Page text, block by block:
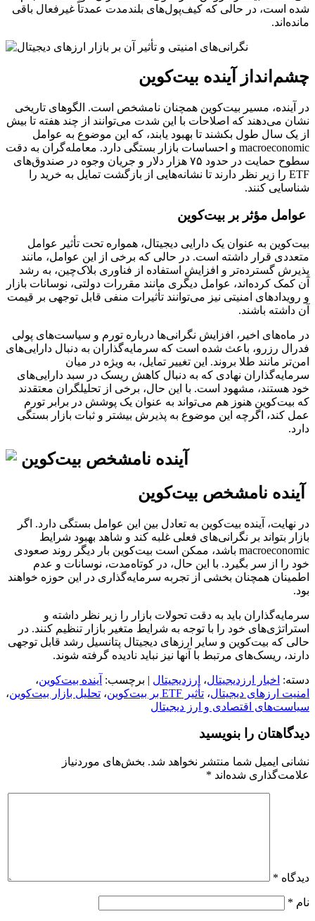
شده است، در حالی که کیف‌پول‌های بلندمدت عمدتاً غیرفعال باقی
مانده‌اند.
چشم‌انداز آینده بیت‌کوین
در آینده، مسیر بیت‌کوین همچنان نامشخص است. الگوهای تاریخی
نشان می‌دهند که اصلاحات با این شدت می‌توانند از چند هفته تا بیش
از یک سال طول بکشند تا بهبود یابند، که این موضوع به عوامل
macroeconomic و احساسات بازار بستگی دارد. معامله‌گران به دقت
سطوح حمایت در حدود ۷۵ هزار دلار و جریان وجوه در صندوق‌های
ETF را زیر نظر دارند تا نشانه‌هایی از بازگشت تمایل به خرید را
شناسایی کنند.
عوامل مؤثر بر بیت‌کوین
بیت‌کوین به عنوان یک دارایی دیجیتال، همواره تحت تأثیر عوامل
متعددی قرار داشته است. در حالی که برخی از این عوامل، مانند
پذیرش گسترده‌تر و افزایش استفاده از فناوری بلاک‌چین، به رشد
آن کمک کرده‌اند، عوامل دیگری مانند مقررات دولتی، نوسانات بازار
و رویدادهای امنیتی نیز می‌توانند تأثیرات منفی قابل توجهی بر قیمت
آن داشته باشند.
در ماه‌های اخیر، افزایش نگرانی‌ها درباره تورم و سیاست‌های پولی
فدرال رزرو، باعث شده است که سرمایه‌گذاران به دنبال دارایی‌های
امن‌تر مانند طلا بروند. این تغییر تمایل، به ویژه در میان
سرمایه‌گذاران نهادی که به دنبال کاهش ریسک در سبد دارایی‌های
خود هستند، مشهود است. با این حال، برخی از تحلیلگران معتقدند
که بیت‌کوین هنوز هم می‌تواند به عنوان یک پوشش در برابر تورم
عمل کند، اگرچه این موضوع به پذیرش بیشتر و ثبات بازار بستگی
دارد.
آینده نامشخص بیت‌کوین
در نهایت، آینده بیت‌کوین به تعادل بین این عوامل بستگی دارد. اگر
بازار بتواند بر نگرانی‌های فعلی غلبه کند و شاهد بهبود شرایط
macroeconomic باشد، ممکن است بیت‌کوین بار دیگر روند صعودی
خود را از سر بگیرد. با این حال، در کوتاه‌مدت، نوسانات و عدم
اطمینان همچنان بخشی از تجربه سرمایه‌گذاری در این حوزه خواهند
بود.
سرمایه‌گذاران باید به دقت تحولات بازار را زیر نظر داشته و
استراتژی‌های خود را با توجه به شرایط متغیر بازار تنظیم کنند. در
حالی که بیت‌کوین و سایر ارزهای دیجیتال پتانسیل رشد قابل توجهی
دارند، ریسک‌های مرتبط با آنها نیز نباید نادیده گرفته شوند.
دسته: اخبار ارزدیجیتال، ارزدیجیتال | برچسب: آینده بیت‌کوین،
امنیت ارزهای دیجیتال، تأثیر ETF بر بیت‌کوین ، تحلیل بازار بیت‌کوین،
سیاست‌های اقتصادی و ارز دیجیتال
دیدگاهتان را بنویسید
نشانی ایمیل شما منتشر نخواهد شد. بخش‌های موردنیاز
علامت‌گذاری شده‌اند *
دیدگاه *
نام *